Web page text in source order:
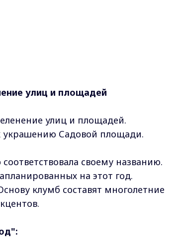
улиц и площадей
улиц и площадей.
украшению Садовой площади.
своему названию.
на этот год.
клумб составят многолетние